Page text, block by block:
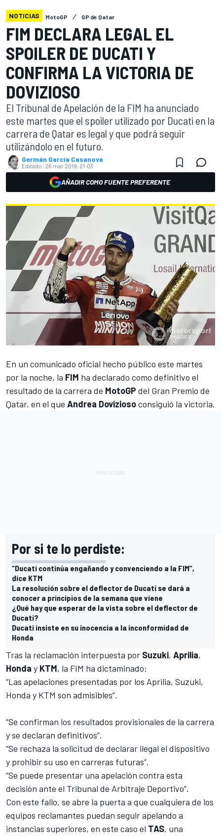
NOTICIAS MotoGP GP de Qatar
FIM DECLARA LEGAL EL
SPOILER DE DUCATI Y
CONFIRMA LA VICTORIA DE
DOVIZIOSO
El Tribunal de Apelación de la FIM ha anunciado
este martes que el spoiler utilizado por Ducati en la
carrera de Qatar es legal y que podrá seguir
utilizándolo en el futuro.
Germán Garcia Casanova
Editado: 26 mar 2019, 21:03
AÑADIR COMO FUENTE PREFERENTE
En un comunicado oficial hecho público este martes
por la noche, la FIM ha declarado como definitivo el
resultado de la carrera de MotoGP del Gran Premio de
Qatar, en el que Andrea Doviziosoconsiguió la victoria.
Por si te lo perdiste:
“Ducati continúa engañando y convenciendo a la FIM”,
dice KTM
La resolución sobre el deflector de Ducati se dará a
conocer a principios de la semana que viene
¿Qué hay que esperar de la vista sobre el deflector de
Ducati?
Ducati insiste en su inocencia a la inconformidad de
Honda
Tras la reclamación interpuesta por Suzuki, Aprilia,
Honda y KTM, la FIM ha dictaminado:
“Las apelaciones presentadas por los Aprilia, Suzuki,
Honda y KTM son admisibles”.
“Se confirman los resultados provisionales de la carrera
y se declaran definitivos”.
“Se rechaza la solicitud de declarar ilegal el dispositivo
y prohibir su uso en carreras futuras”.
“Se puede presentar una apelación contra esta
decisión ante el Tribunal de Arbitraje Deportivo”.
Con este fallo, se abre la puerta a que cualquiera de los
equipos reclamantes puedan seguir apelando a
instancias superiores, en este caso el TAS, una